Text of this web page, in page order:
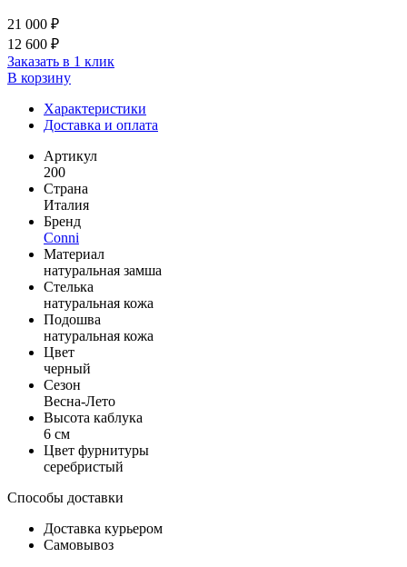
21 000 ₽
12 600 ₽
Заказать в 1 клик
В корзину
Характеристики
Доставка и оплата
Артикул
200
Страна
Италия
Бренд
Conni
Материал
натуральная замша
Стелька
натуральная кожа
Подошва
натуральная кожа
Цвет
черный
Сезон
Весна-Лето
Высота каблука
6 см
Цвет фурнитуры
серебристый
Способы доставки
Доставка курьером
Самовывоз